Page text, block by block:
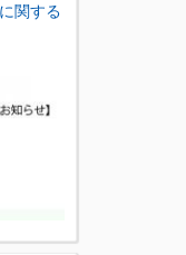
関する